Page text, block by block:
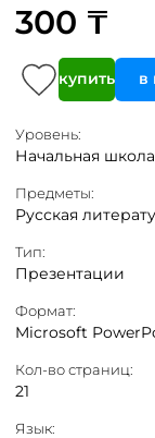
300 ₸
купить в
Уровень:
Начальная школа
Предметы:
Русская
Тип:
Презентации
Формат:
Microsoft
Кол-во страниц:
21
Язык: